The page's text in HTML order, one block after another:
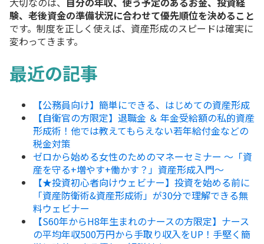
験、 老後資金の準備状況に合わせて優先順位を決めること
です。 制度を正しく 使えば、 資産形成のスピードは確実に
変わってき ます。
最近の記事
【公務員向け】簡単にできる、はじめての資産形成
【自衛官の方限定】退職金 ＆ 年金受給額の私的資産
形成術！他では教えてもらえない若年給付金などの
税金対策
ゼロから始める女性のためのマネーセミナー ～「資
産を守る+増やす+働かす？」資産形成入門～
【★投資初心者向けウェビナー】投資を始める前に
「資産防衛術&資産形成術」が30分で理解できる無
料ウェビナー
【S60年からH8年生まれのナースの方限定】ナース
の平均年収500万円から手取り収入をUP！手堅く簡